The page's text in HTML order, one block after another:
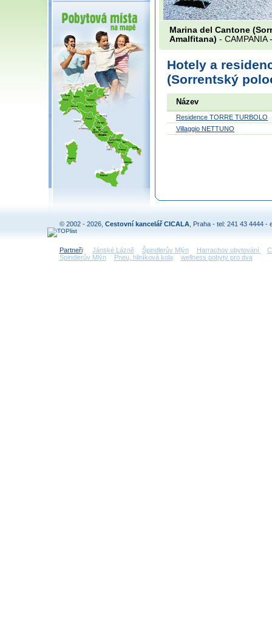
Marina del Cantone
Amalfitana) - CAMPANIA
Hotely a
(Sorrentský
Název
Residence TORRE TURBOLO
Villaggio NETTUNO
© 2002 - 2026, Cestovní kancelář CICALA , Praha - tel: 241 43 4444 -
Partneři: Jánské Lázně Špindlerův Mlýn Harrachov ubytování
Špindlerův Mlýn
Pneu, hliníková kola wellness pobyty pro dva